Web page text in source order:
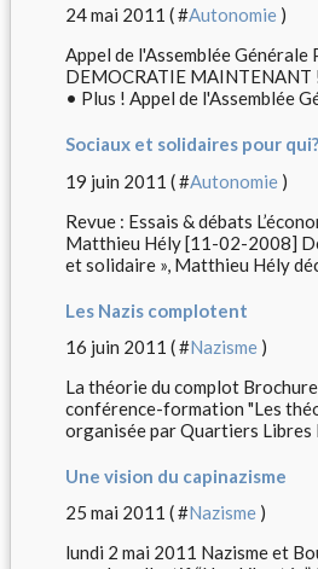
24 mai 2011 ( #Autonomie )
Appel de l'Assemblée
DEMOCRATIE MAINTENANT
• Plus ! Appel de l'Assemblée
Sociaux et solidaires pour qui?
19 juin 2011 ( #Autonomie )
Revue : Essais & débats
Matthieu Hély [11-02-2008]
et solidaire », Matthieu Hély
Les Nazis complotent
16 juin 2011 ( #Nazisme )
La théorie du complot
conférence-formation "Les
organisée par Quartiers Libres
Une vision du capinazisme
25 mai 2011 ( #Nazisme )
lundi 2 mai 2011 Nazisme et